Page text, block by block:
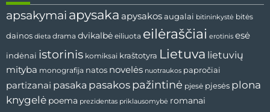
apsakymai apysaka apysakos augalai bitininkystė bitės
dainos dieta drama dvikalbė eiliuota eilėraščiai erotinis esė
indėnai istorinis komiksai kraštotyra Lietuva lietuvių
mityba monografija natos novelės nuotraukos papročiai
partizanai pasaka pasakos pažintinė pjesė pjesės plona
knygelė poema prezidentas priklausomybė romanai